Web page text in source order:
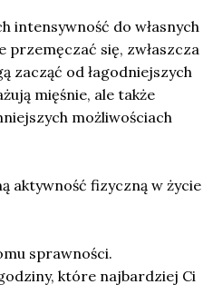
intensywność do własnych
przemęczać się, zwłaszcza
zacząć od łagodniejszych
mięśnie, ale także
możliwościach
aktywność fizyczną w życie
sprawności.
które najbardziej Ci